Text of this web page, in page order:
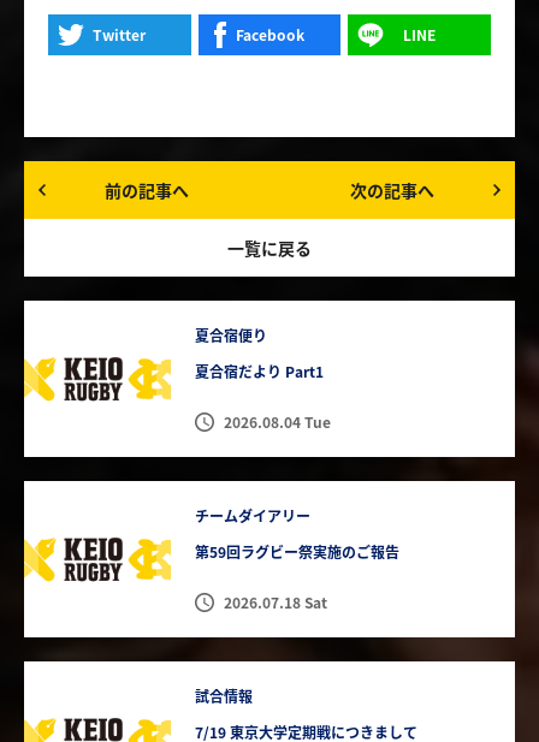
Twitter Facebook LINE
前の記事へ
一覧に戻る
次の記事へ
夏合宿便り
夏合宿だより Part1
2026.08.04 Tue
チームダイアリー
第59回ラグビー祭実施のご報告
2026.07.18 Sat
試合情報
7/19 東京大学定期戦につきまして